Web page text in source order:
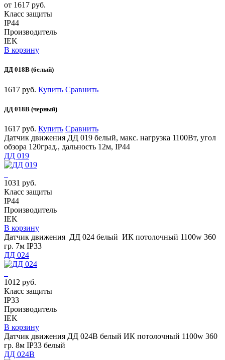
от 1617 руб.
Класс защиты
IP44
Производитель
IEK
В корзину
ДД 018В (белый)
1617 руб. Купить Сравнить
ДД 018В (черный)
1617 руб. Купить Сравнить
Датчик движения ДД 019 белый, макс. нагрузка 1100Вт, угол
обзора 120град., дальность 12м, IP44
ДД 019
1031 руб.
Класс защиты
IP44
Производитель
IEK
В корзину
Датчик движения ДД 024 белый ИК потолочный 1100w 360
гр. 7м IP33
ДД 024
1012 руб.
Класс защиты
IP33
Производитель
IEK
В корзину
Датчик движения ДД 024В белый ИК потолочный 1100w 360
гр. 8м IP33 белый
ДД 024В